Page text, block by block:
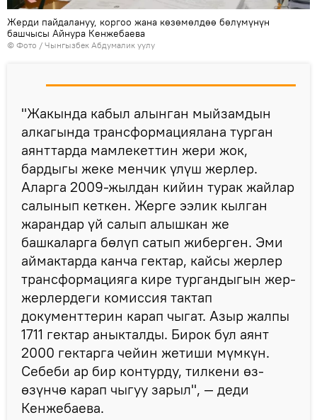
Жерди пайдалануу, коргоо жана көзөмөлдөө бөлүмүнүн
башчысы Айнура Кенжебаева
© Фото / Чынгызбек Абдумалик уулу
"Жакында кабыл алынган мыйзамдын
алкагында трансформациялана турган
аянттарда мамлекеттин жери жок,
бардыгы жеке менчик үлүш жерлер.
Аларга 2009-жылдан кийин турак жайлар
салынып кеткен. Жерге ээлик кылган
жарандар үй салып алышкан же
башкаларга бөлүп сатып жиберген. Эми
аймактарда канча гектар, кайсы жерлер
трансформацияга кире тургандыгын жер-
жерлердеги комиссия тактап
документтерин карап чыгат. Азыр жалпы
1711 гектар аныкталды. Бирок бул аянт
2000 гектарга чейин жетиши мүмкүн.
Себеби ар бир контурду, тилкени өз-
өзүнчө карап чыгуу зарыл", — деди
Кенжебаева.